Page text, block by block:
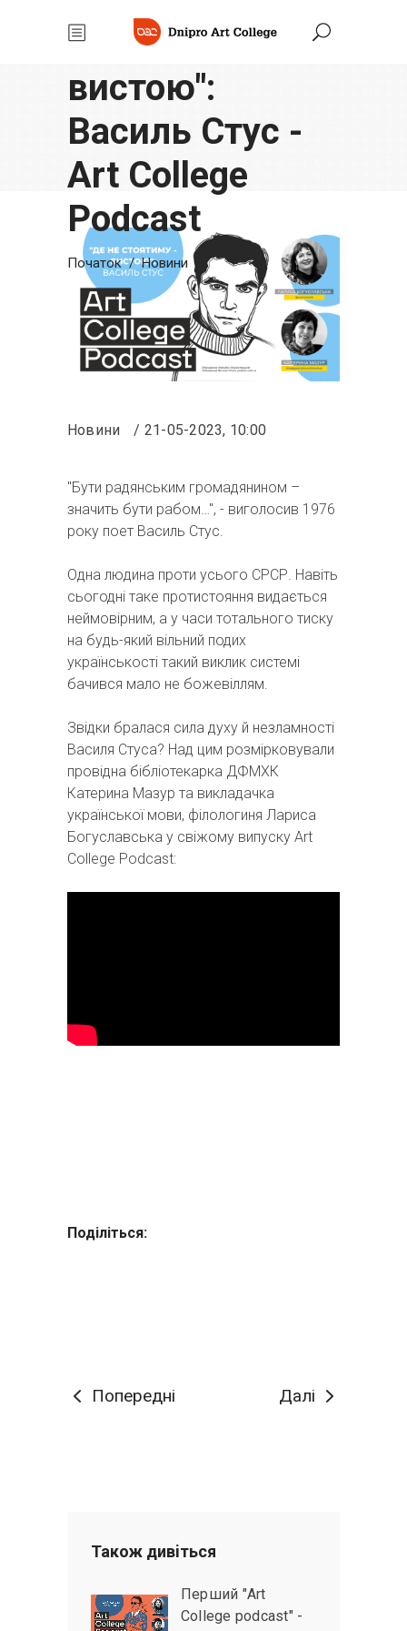
стоятиму -
вистою":
Василь Стус -
Art College
Podcast
Початок/Новини
Новини 21-05-2023, 10:00
"Бути радянським громадянином –
значить бути рабом…", - виголосив 1976
року поет Василь Стус.
Одна людина проти усього СРСР. Навіть
сьогодні таке протистояння видається
неймовірним, а у часи тотального тиску
на будь-який вільний подих
українськості такий виклик системі
бачився мало не божевіллям.
Звідки бралася сила духу й незламності
Василя Стуса? Над цим розмірковували
провідна бібліотекарка ДФМХК
Катерина Мазур та викладачка
української мови, філологиня Лариса
Богуславська у свіжому випуску Art
College Podcast:
Поділіться:
Попередні Далі
Також дивiться
Перший "Art
College podcast" -